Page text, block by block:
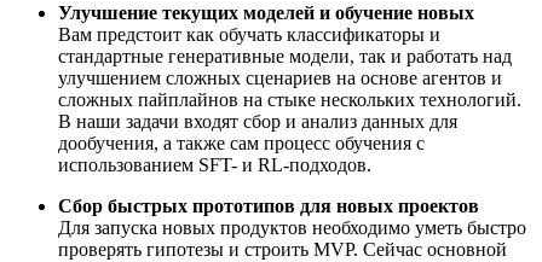
Улучшение текущих моделей и обучение новых
Вам предстоит как обучать классификаторы и
стандартные генеративные модели, так и работать над
улучшением сложных сценариев на основе агентов и
сложных пайплайнов на стыке нескольких технологий.
В наши задачи входят сбор и анализ данных для
дообучения, а также сам процесс обучения с
использованием SFT- и RL-подходов.
Сбор быстрых прототипов для новых проектов
Для запуска новых продуктов необходимо уметь быстро
проверять гипотезы и строить MVP. Сейчас основной